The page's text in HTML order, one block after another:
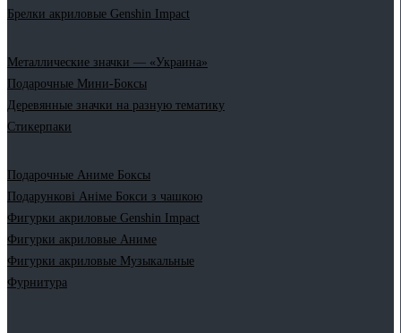
Брелки акриловые Genshin Impact
Металлические значки — «Украина»
Подарочные Мини-Боксы
Деревянные значки на разную тематику
Стикерпаки
Подарочные Аниме Боксы
Подарункові Аніме Бокси з чашкою
Фигурки акриловые Genshin Impact
Фигурки акриловые Аниме
Фигурки акриловые Музыкальные
Фурнитура